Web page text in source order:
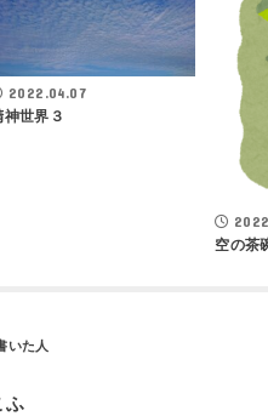
2022.04.07
神世界３
空の茶
ふ